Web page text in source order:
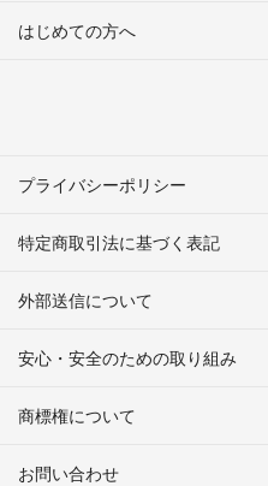
はじめての方へ
プライバシーポリシー
特定商取引法に基づく表記
外部送信について
安心・安全のための取り組み
商標権について
お問い合わせ